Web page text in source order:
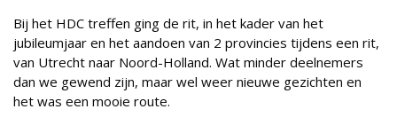
Bij het HDC treffen ging de rit, in het kader van het
jubileumjaar en het aandoen van 2 provincies tijdens een rit,
van Utrecht naar Noord-Holland. Wat minder deelnemers
dan we gewend zijn, maar wel weer nieuwe gezichten en
het was een mooie route.